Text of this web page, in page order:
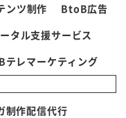
ンツ制作
BtoB広告
タル支援サービス
テレマーケティング
制作配信代行